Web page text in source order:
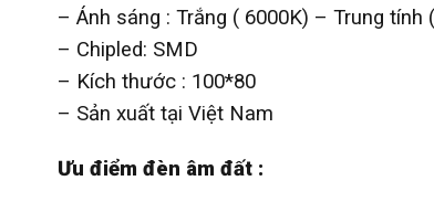
– Ánh sáng : Trắng ( 6000K) – Trung tính
– Chipled: SMD
– Kích thước : 100*80
– Sản xuất tại Việt Nam
Ưu điểm đèn âm đất :